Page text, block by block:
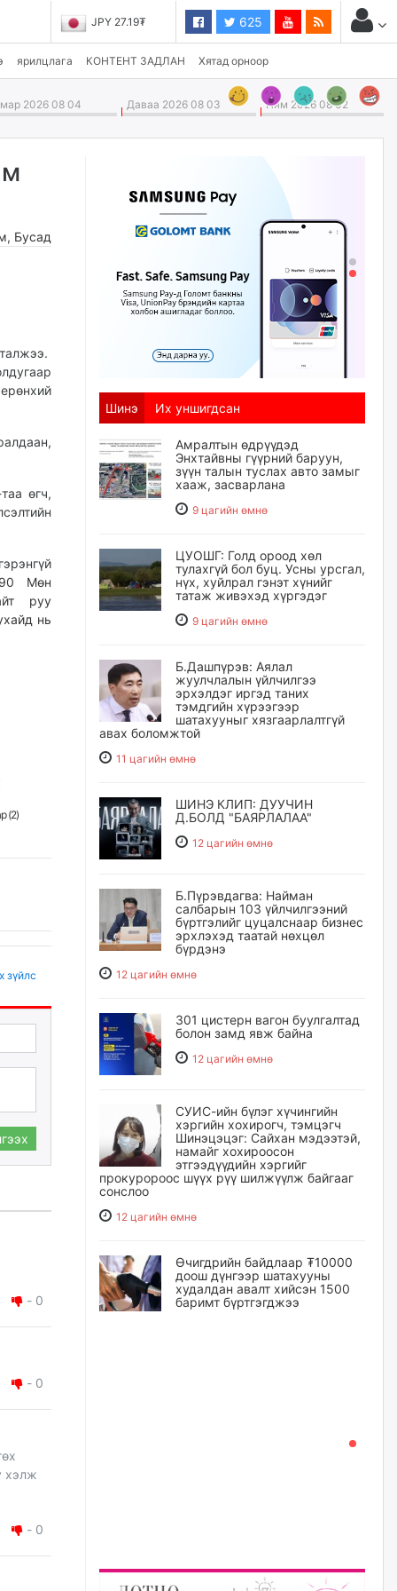
JPY 27.19₮ 625
ярилцлага КОНТЕНТ ЗАДЛАН Хятад орноор
2026 08 04 Даваа 2026 08 03 Ням 2026 08 02
, Бусад
өгч,
Мөн
руу
нь
(2)
зүйлс
- 0
- 0
- 0
Шинэ Их уншигдсан
Амралтын өдрүүдэд
Энхтайвны гүүрний баруун,
зүүн талын туслах авто замыг
хааж, засварлана
9 цагийн өмнө
ЦУОШГ: Голд ороод хөл
тулахгүй бол буц. Усны урсгал,
нүх, хуйлрал гэнэт хүнийг
татаж живэхэд хүргэдэг
9 цагийн өмнө
Б.Дашпүрэв: Аялал
жуулчлалын үйлчилгээ
эрхэлдэг иргэд таних
тэмдгийн хүрээгээр
шатахууныг хязгаарлалтгүй
авах боломжтой
11 цагийн өмнө
ШИНЭ КЛИП: ДУУЧИН
Д.БОЛД "БАЯРЛАЛАА"
12 цагийн өмнө
Б.Пүрэвдагва: Найман
салбарын 103 үйлчилгээний
бүртгэлийг цуцалснаар бизнес
эрхлэхэд таатай нөхцөл
бүрдэнэ
12 цагийн өмнө
301 цистерн вагон буулгалтад
болон замд явж байна
12 цагийн өмнө
СУИС-ийн бүлэг хүчингийн
хэргийн хохирогч, тэмцэгч
Шинэцэцэг: Сайхан мэдээтэй,
намайг хохироосон
этгээдүүдийн хэргийг
прокуророос шүүх рүү шилжүүлж байгааг
сонслоо
12 цагийн өмнө
Өчигдрийн байдлаар ₮10000
доош дүнгээр шатахууны
худалдан авалт хийсэн 1500
баримт бүртгэгджээ